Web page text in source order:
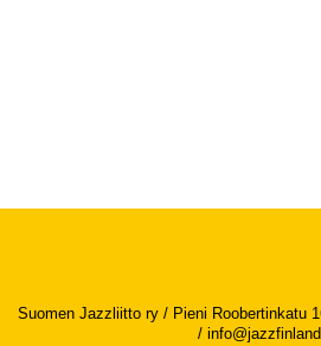
Suomen Jazzliitto ry / Pieni Roobertinkatu
/